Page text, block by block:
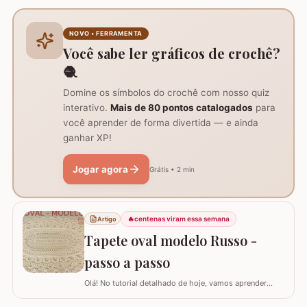
prática para lavar e versátil, usando crochê com fio de
Materiais necessários para o projeto: São
imprescindíveis fio de algodão nº6, agulha de…
NOVO • FERRAMENTA
Você sabe ler gráficos de crochê?
🧶
Domine os símbolos do crochê com nosso quiz
interativo. Mais de 80 pontos catalogados para
você aprender de forma divertida — e ainda
ganhar XP!
Jogar agora Grátis • 2 min
Artigo 🔥centenas viram essa semana
Tapete oval modelo Russo -
passo a passo
Olá! No tutorial detalhado de hoje, vamos aprender